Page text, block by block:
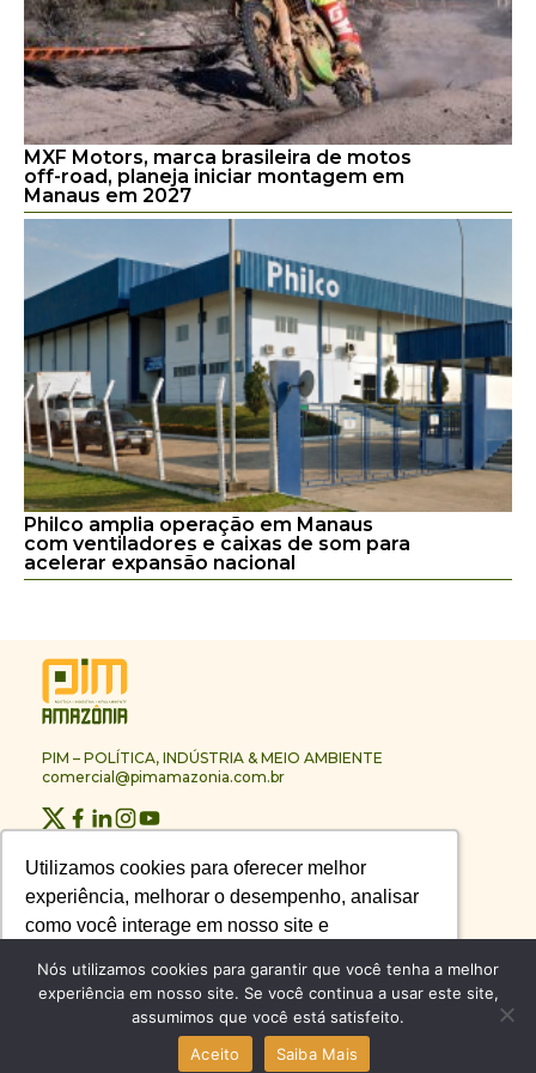
Utilizamos cookies para oferecer melhor
experiência, melhorar o desempenho, analisar
como você interage em nosso site e
Recusar Cookies Aceitar Cookies
Utilizamos cookies para oferecer melhor
experiência, melhorar o desempenho, analisar
como você interage em nosso site e
Recusar Cookies Aceitar Cookies
MXF Motors, marca brasileira de motos
off-road, planeja iniciar montagem em
Manaus em 2027
Philco amplia operação em Manaus
com ventiladores e caixas de som para
acelerar expansão nacional
PIM – POLÍTICA, INDÚSTRIA & MEIO AMBIENTE
comercial@pimamazonia.com.br
Contato
Publicidade
Melhores Empresas
Circuito PIM Amazônia
© PIM – POLÍTICA, INDÚSTRIA & MEIO AMBIENTE 2026
Nós utilizamos cookies para garantir que você tenha a melhor
experiência em nosso site. Se você continua a usar este site,
assumimos que você está satisfeito.
Aceito
Saiba Mais